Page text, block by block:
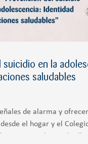
suicidio en la
saludables
de alarma y
el hogar y el